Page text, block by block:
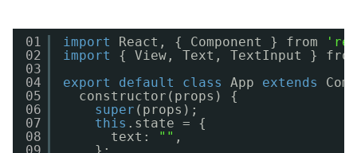
01
02
03
04
05
06
07
08
import React, { Component } from
import
{ View, Text, TextInput }
export
default class App extends
constructor(props) {
super (props);
this .state = {
text:
"" ,